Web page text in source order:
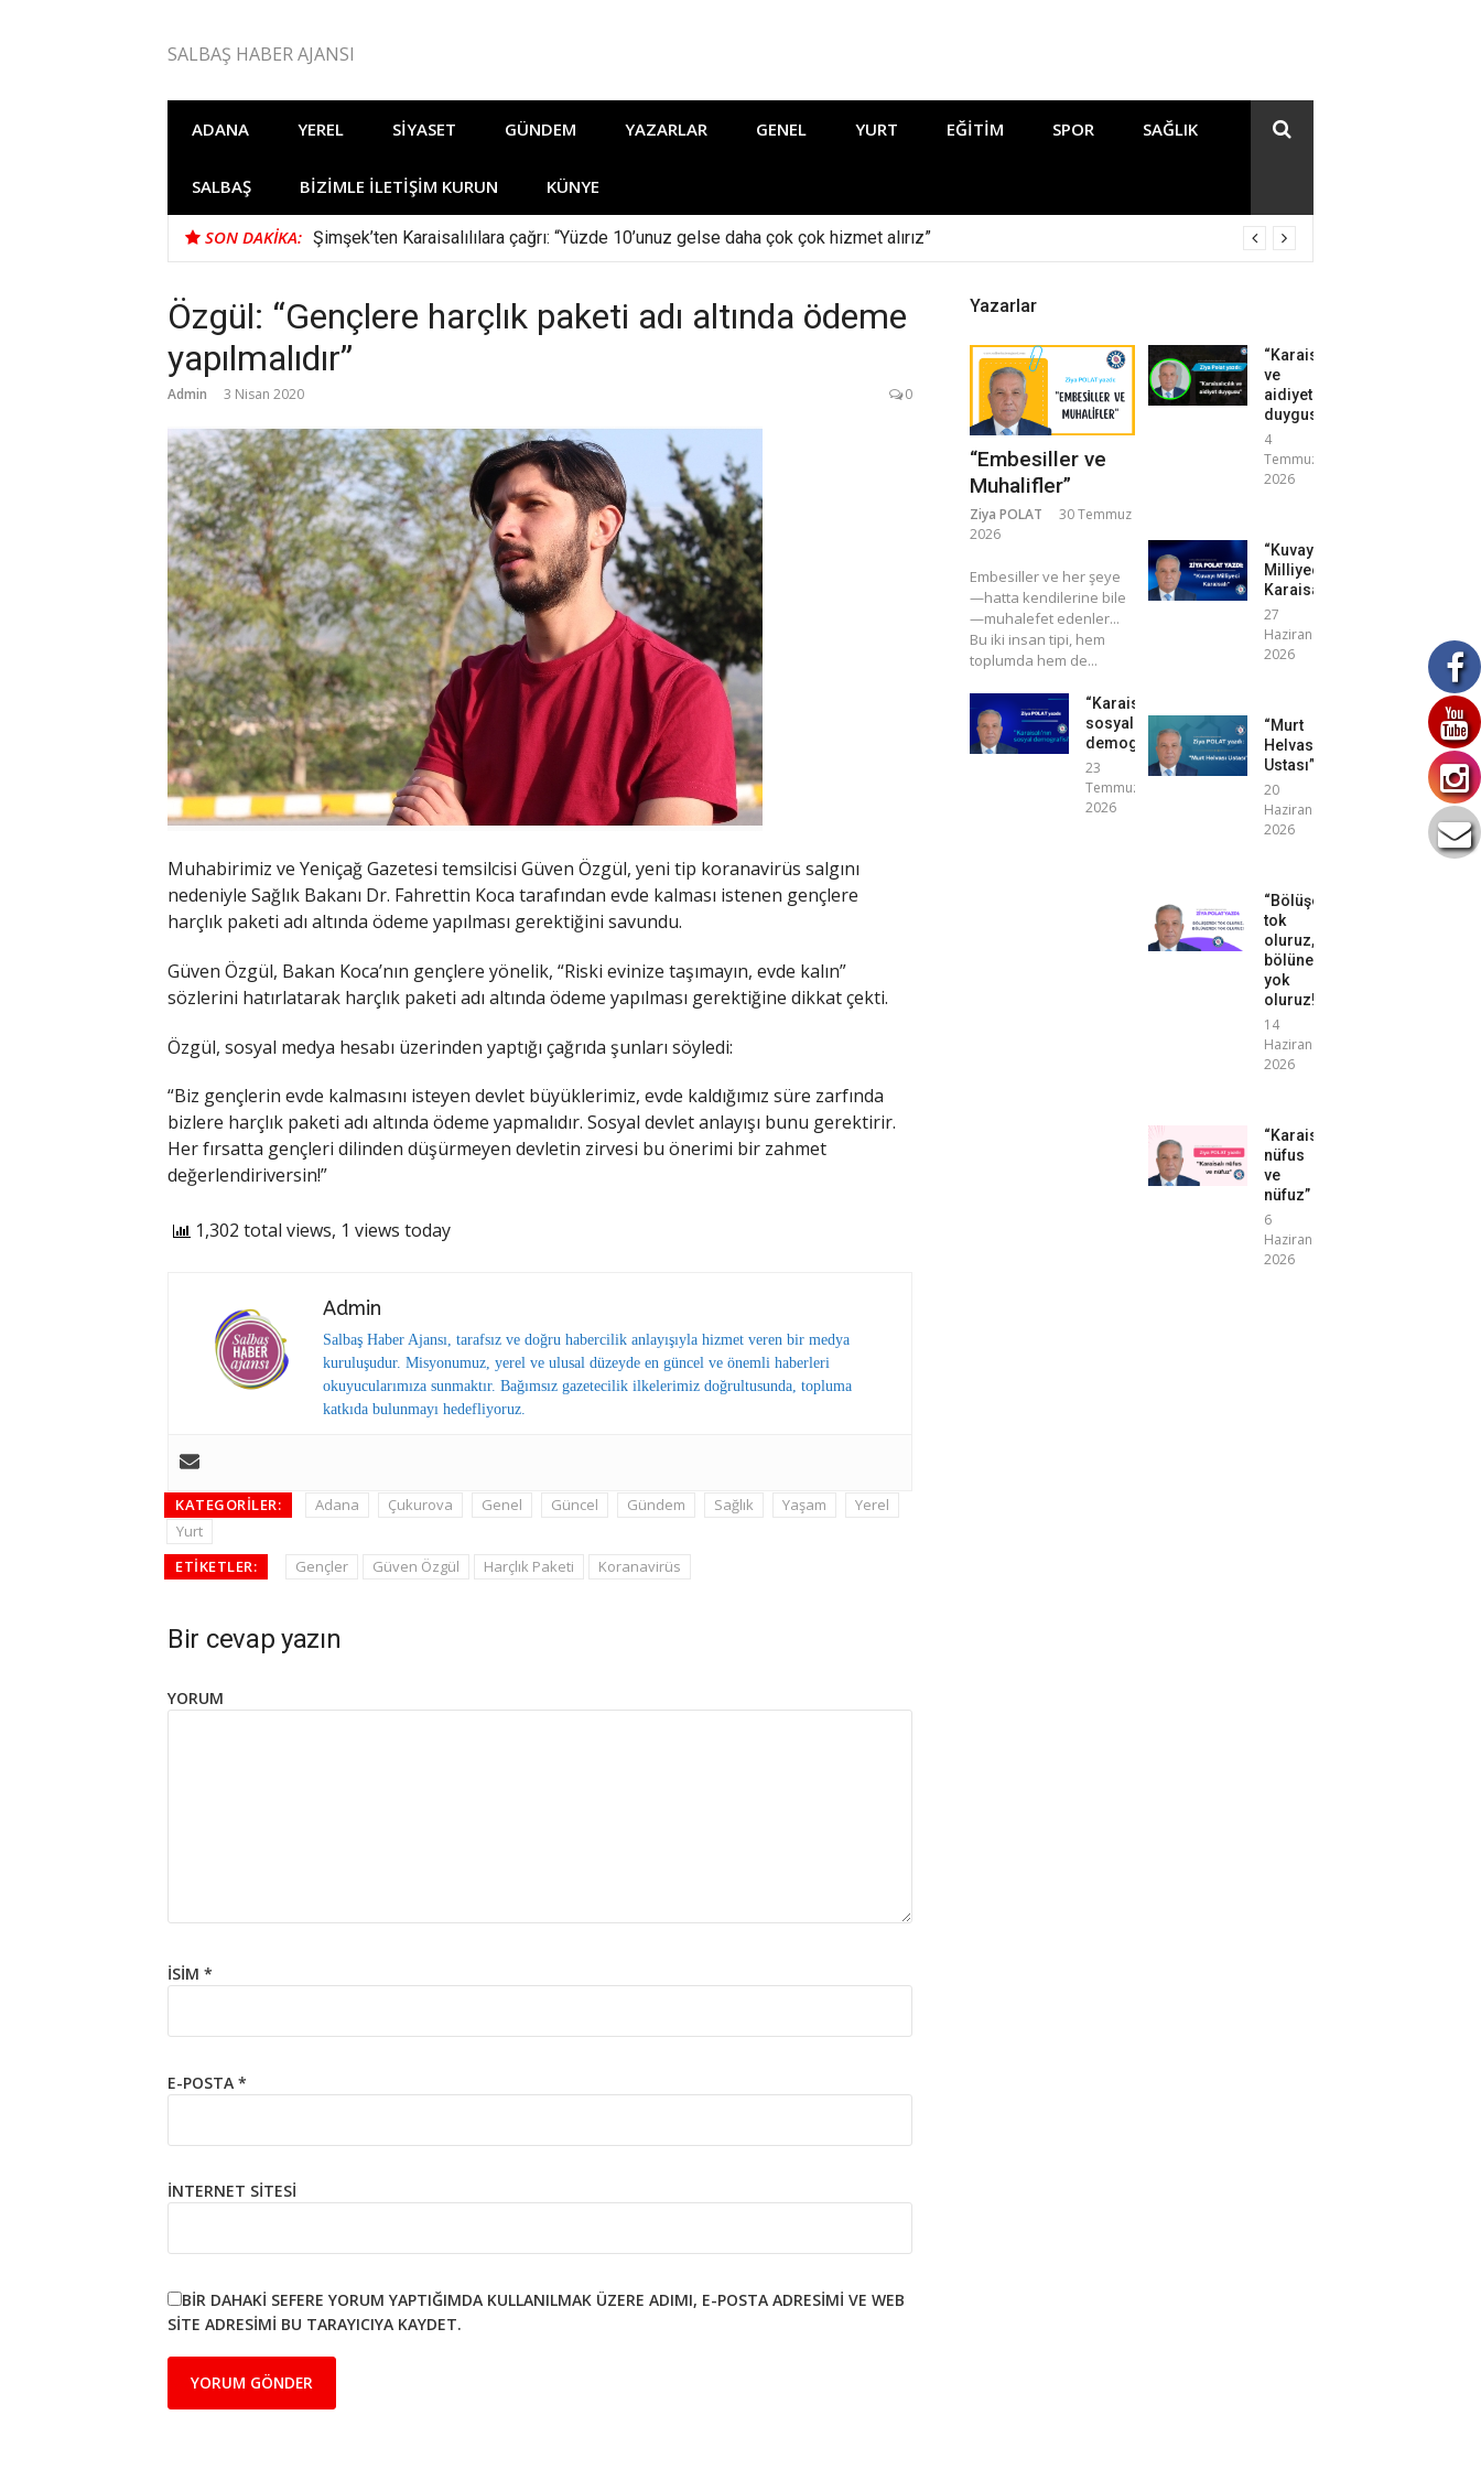
SALBAŞ HABER AJANSI
ADANA YEREL SIYASET GÜNDEM YAZARLAR GENEL YURT EĞITIM SPOR SAĞLIK
SALBAŞ BIZIMLE İLETIŞIM KURUN KÜNYE
SON DAKIKA: Şimşek’ten Karaisalılılara çağrı: “Yüzde 10’unuz gelse daha çok çok hizmet alırız”
Özgül: “Gençlere harçlık paketi adı altında ödeme
yapılmalıdır”
Admin 3 Nisan 2020 0
Muhabirimiz ve Yeniçağ Gazetesi temsilcisi Güven Özgül, yeni tip koranavirüs salgını
nedeniyle Sağlık Bakanı Dr. Fahrettin Koca tarafından evde kalması istenen gençlere
harçlık paketi adı altında ödeme yapılması gerektiğini savundu.
Güven Özgül, Bakan Koca’nın gençlere yönelik, “Riski evinize taşımayın, evde kalın”
sözlerini hatırlatarak harçlık paketi adı altında ödeme yapılması gerektiğine dikkat çekti.
Özgül, sosyal medya hesabı üzerinden yaptığı çağrıda şunları söyledi:
“Biz gençlerin evde kalmasını isteyen devlet büyüklerimiz, evde kaldığımız süre zarfında
bizlere harçlık paketi adı altında ödeme yapmalıdır. Sosyal devlet anlayışı bunu gerektirir.
Her fırsatta gençleri dilinden düşürmeyen devletin zirvesi bu önerimi bir zahmet
değerlendiriversin!”
1,302 total views, 1 views today
Admin
Salbaş Haber Ajansı, tarafsız ve doğru habercilik anlayışıyla hizmet veren bir medya
kuruluşudur. Misyonumuz, yerel ve ulusal düzeyde en güncel ve önemli haberleri
okuyucularımıza sunmaktır. Bağımsız gazetecilik ilkelerimiz doğrultusunda, topluma
katkıda bulunmayı hedefliyoruz.
KATEGORILER: Adana Çukurova Genel Güncel Gündem Sağlık Yaşam
Yerel
Yurt
ETIKETLER:
Gençler Güven Özgül Harçlık Paketi Koranavirüs
Bir cevap yazın
YORUM
İSIM *
E-POSTA *
İNTERNET SITESI
BIR DAHAKI SEFERE YORUM YAPTIĞIMDA KULLANILMAK ÜZERE ADIMI, E-POSTA ADRESIMI VE WEB
SITE ADRESIMI BU TARAYICIYA KAYDET.
Yazarlar
“Embesiller ve
Muhalifler”
Ziya POLAT
30 Temmuz
2026
​Embesiller ve her şeye
—hatta kendilerine bile
—muhalefet edenler...
Bu iki insan tipi, hem
toplumda hem de...
“Karaisalı’nın
sosyal
demografisi”
23
Temmuz
2026
“Karaisalıcılık
ve
aidiyet
duygusu”
4
Temmuz
2026
“Kuvayı
Milliyeci
Karaisalı”
27
Haziran
2026
“Murt
Helvası
Ustası”
20
Haziran
2026
“Bölüşerek
tok
oluruz,
bölünerek
yok
oluruz!”
14
Haziran
2026
“Karaisalı
nüfus
ve
nüfuz”
6
Haziran
2026